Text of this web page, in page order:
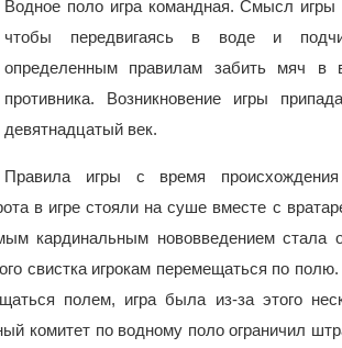
Водное поло игра командная. Смысл игры
чтобы передвигаясь в воде и
определенным правилам забить мяч в
противника. Возникновение игры
девятнадцатый век.
Правила игры с время
в игре стояли на суше вместе с
кардинальным нововведением стала
свистка игрокам перемещаться по
полем, игра была из-за этого
комитет по водному поло ограничил